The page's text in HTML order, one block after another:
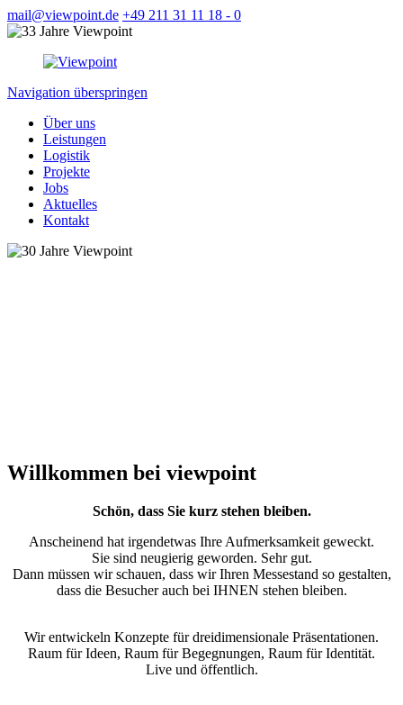
mail@viewpoint.de +49 211 31 11 18 - 0
Navigation überspringen
Über uns
Leistungen
Logistik
Projekte
Jobs
Aktuelles
Kontakt
Willkommen bei viewpoint
Schön, dass Sie kurz stehen bleiben.
Anscheinend hat irgendetwas Ihre Aufmerksamkeit geweckt.
Sie sind neugierig geworden. Sehr gut.
Dann müssen wir schauen, dass wir Ihren Messestand so gestalten,
dass die Besucher auch bei IHNEN stehen bleiben.
Wir entwickeln Konzepte für dreidimensionale Präsentationen.
Raum für Ideen, Raum für Begegnungen, Raum für Identität.
Live und öffentlich.